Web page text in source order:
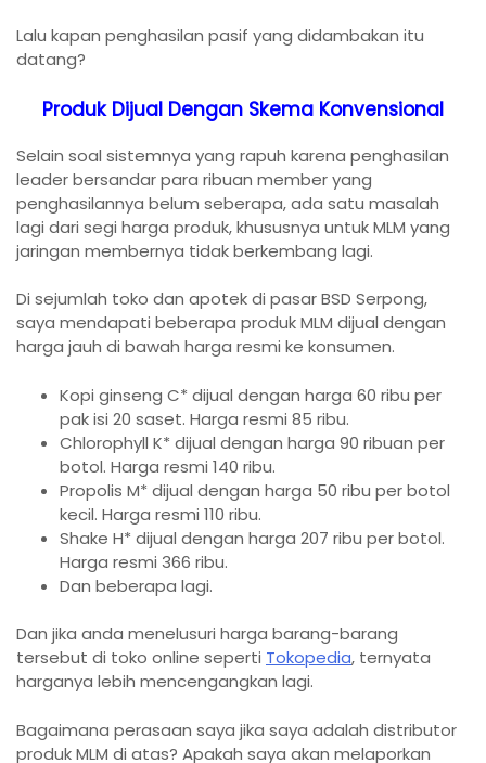
Lalu kapan penghasilan pasif yang didambakan itu
datang?
Produk Dijual Dengan Skema Konvensional
Selain soal sistemnya yang rapuh karena penghasilan
leader bersandar para ribuan member yang
penghasilannya belum seberapa, ada satu masalah
lagi dari segi harga produk, khususnya untuk MLM yang
jaringan membernya tidak berkembang lagi.
Di sejumlah toko dan apotek di pasar BSD Serpong,
saya mendapati beberapa produk MLM dijual dengan
harga jauh di bawah harga resmi ke konsumen.
Kopi ginseng C* dijual dengan harga 60 ribu per
pak isi 20 saset. Harga resmi 85 ribu.
Chlorophyll K* dijual dengan harga 90 ribuan per
botol. Harga resmi 140 ribu.
Propolis M* dijual dengan harga 50 ribu per botol
kecil. Harga resmi 110 ribu.
Shake H* dijual dengan harga 207 ribu per botol.
Harga resmi 366 ribu.
Dan beberapa lagi.
Dan jika anda menelusuri harga barang-barang
tersebut di toko online seperti Tokopedia, ternyata
harganya lebih mencengangkan lagi.
Bagaimana perasaan saya jika saya adalah distributor
produk MLM di atas? Apakah saya akan melaporkan